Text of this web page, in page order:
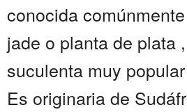
conocida
jade o planta de plata
suculenta muy
Es originaria de